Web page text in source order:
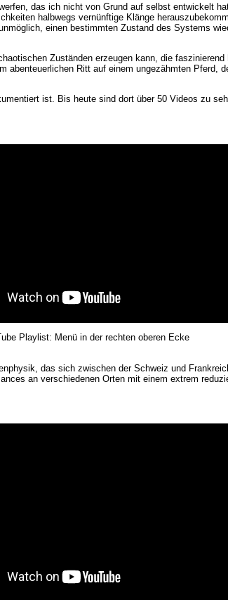
das ich nicht von Grund auf selbst entwickelt
halbwegs vernünftige Klänge
einen bestimmten Zustand des Systems
Zuständen erzeugen kann, die
Ritt auf einem ungezähmten Pferd,
ist. Bis heute sind dort über 50 Videos zu
Playlist: Menü in der rechten oberen Ecke
das sich zwischen der Schweiz und
an verschiedenen Orten mit einem extrem